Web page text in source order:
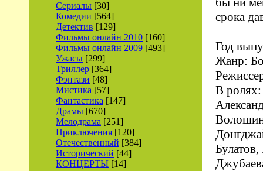
Сериалы [30]
Комедии [564]
Детектив [129]
Фильмы онлайн 2010 [160]
Фильмы онлайн 2009 [493]
Ужасы [299]
Триллер [364]
Фэнтази [48]
Мистика [57]
Фантастика [147]
Драмы [670]
Мелодрама [251]
Приключения [120]
Отечественный [384]
Исторический [44]
КОНЦЕРТЫ [14]
срока
Год
Жанр:
В